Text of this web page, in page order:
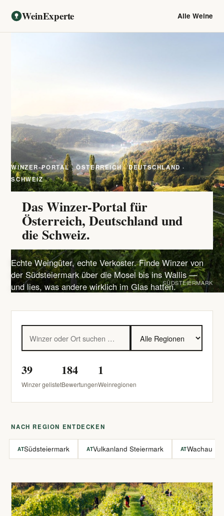
WeinExperte Alle Weine
WINZER-PORTAL · ÖSTERREICH · DEUTSCHLAND ·
SCHWEIZ
Das Winzer-Portal für
Österreich, Deutschland und
die Schweiz.
Echte Weingüter, echte Verkoster. Finde Winzer von
der Südsteiermark über die Mosel bis ins Wallis —
und lies, was andere wirklich im Glas hatten.SÜDSTEIERMARK
39
Winzer gelistet
184
Bewertungen
1
Weinregionen
NACH REGION ENTDECKEN
ATSüdsteiermark ATVulkanland Steiermark ATWachau